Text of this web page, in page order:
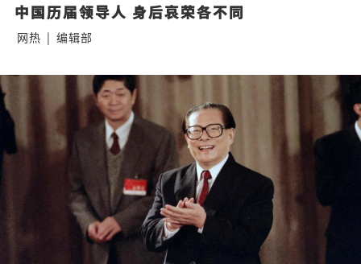
中国历届领导人 身后哀荣各不同
网热 | 编辑部